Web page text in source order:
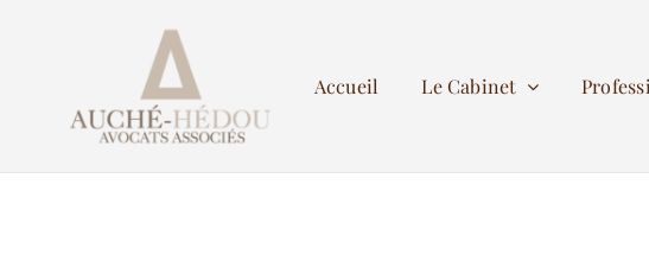
Accueil Le Cabinet